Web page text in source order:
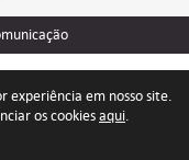
experiência em nosso site.
os cookiesaqui.